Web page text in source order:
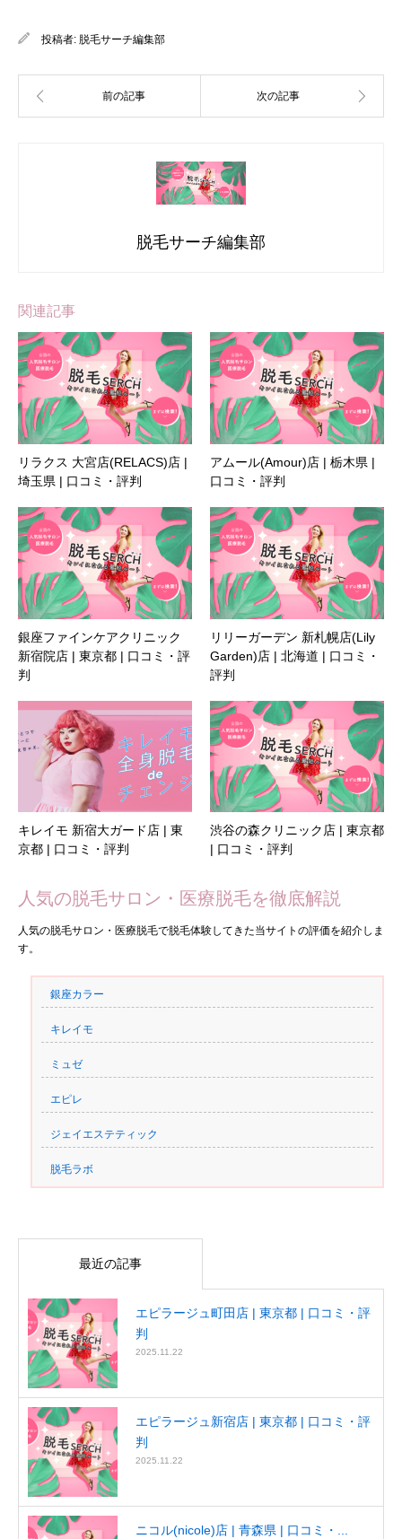
投稿者: 脱毛サーチ編集部
脱毛サーチ編集部
関連記事
リラクス 大宮店(RELACS)店 |
埼玉県 | 口コミ・評判
アムール(Amour)店 | 栃木県 |
口コミ・評判
銀座ファインケアクリニック
新宿院店 | 東京都 | 口コミ・評
判
リリーガーデン 新札幌店(Lily
Garden)店 | 北海道 | 口コミ・
評判
キレイモ 新宿大ガード店 | 東
京都 | 口コミ・評判
渋谷の森クリニック店 | 東京都
| 口コミ・評判
人気の脱毛サロン・医療脱毛を徹底解説
人気の脱毛サロン・医療脱毛で脱毛体験してきた当サイトの評価を紹介しま
す。
銀座カラー
キレイモ
ミュゼ
エピレ
ジェイエステティック
脱毛ラボ
最近の記事
エピラージュ町田店 | 東京都 | 口コミ・評
判
2025.11.22
エピラージュ新宿店 | 東京都 | 口コミ・評
判
2025.11.22
ニコル(nicole)店 | 青森県 | 口コミ・...